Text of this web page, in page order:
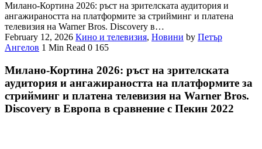
Милано-Кортина 2026: ръст на зрителската аудитория и
ангажираността на платформите за стрийминг и платена
телевизия на Warner Bros. Discovery в…
February 12, 2026 Кино и телевизия, Новини by Петър
Ангелов 1 Min Read 0 165
Милано-Кортина 2026: ръст на зрителската
аудитория и ангажираността на платформите за
стрийминг и платена телевизия на Warner Bros.
Discovery в Европа в сравнение с Пекин 2022